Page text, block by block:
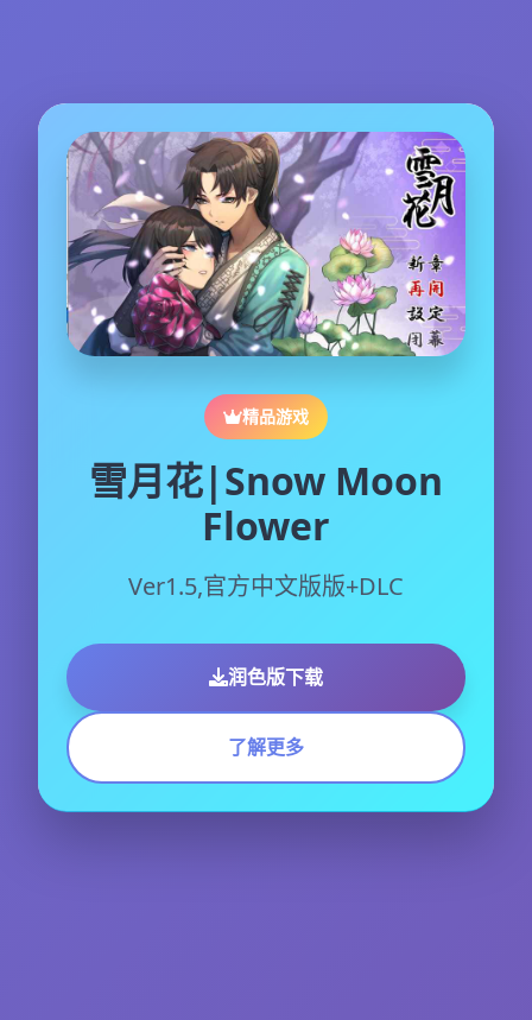
精品游戏
雪月花|Snow Moon
Flower
Ver1.5,官方中文版版+DLC
润色版下载
了解更多